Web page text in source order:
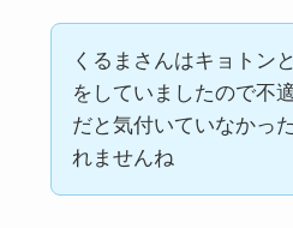
くるまさんはキョトン
をしていましたので不
だと気付いていなかっ
れませんね